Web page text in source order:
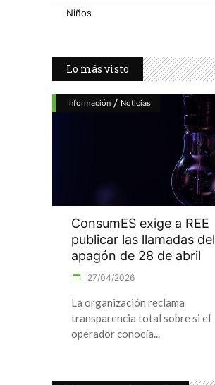
Niños
Lo más visto
Información / Noticias
ConsumES exige a REE
publicar las llamadas del
apagón de 28 de abril
27/04/2026
La organización reclama
transparencia total sobre si el
operador conocía